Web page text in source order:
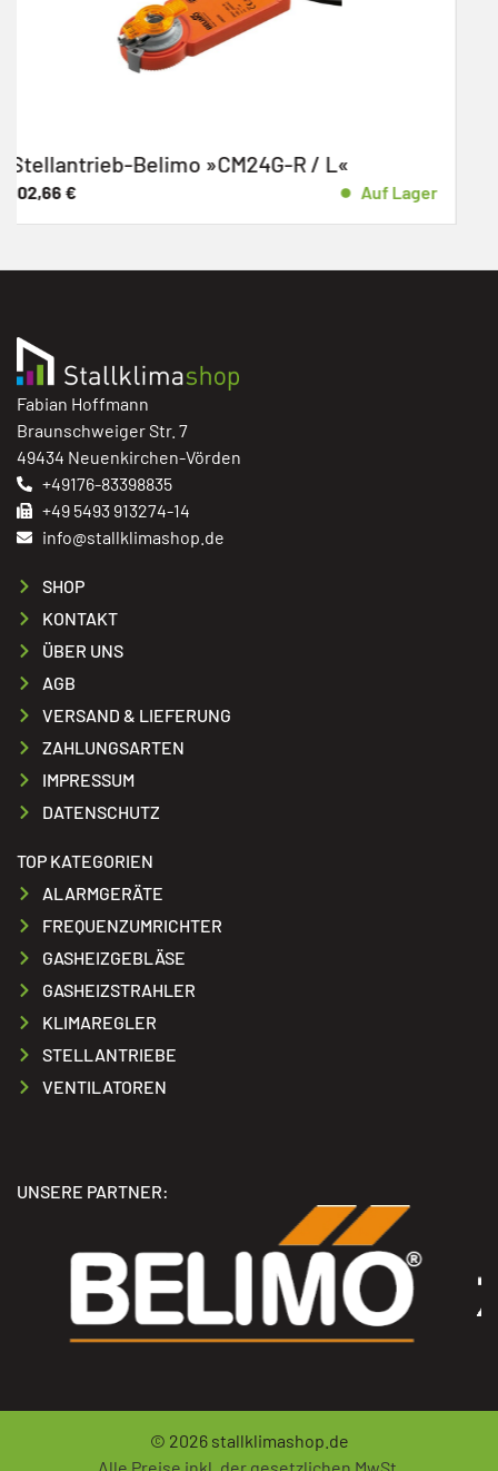
Auf Lager
Stellantrieb-Belimo »CM230-R«
Fabian Hoffmann
Braunschweiger Str. 7
49434 Neuenkirchen-Vörden
+49176-83398835
+49 5493 913274-14
info@stallklimashop.de
SHOP
KONTAKT
ÜBER UNS
AGB
VERSAND & LIEFERUNG
ZAHLUNGSARTEN
IMPRESSUM
DATENSCHUTZ
TOP KATEGORIEN
ALARMGERÄTE
FREQUENZUMRICHTER
GASHEIZGEBLÄSE
GASHEIZSTRAHLER
KLIMAREGLER
STELLANTRIEBE
VENTILATOREN
UNSERE PARTNER:
© 2026 stallklimashop.de